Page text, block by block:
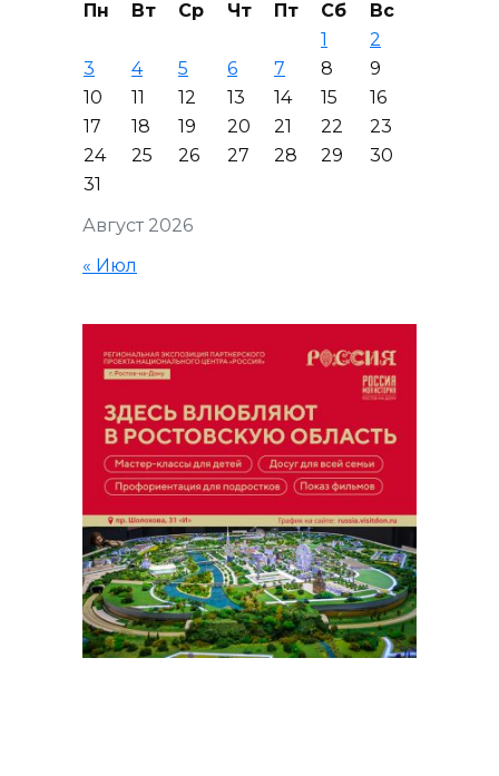
Август 2026
Пн Вт Ср Чт Пт Сб
Вс
1
2
3
4 5 6 7 8
9
10
11 12 13 14 15
16
17
18 19 20 21 22
23
24
25 26 27 28 29
30
31
« Июл